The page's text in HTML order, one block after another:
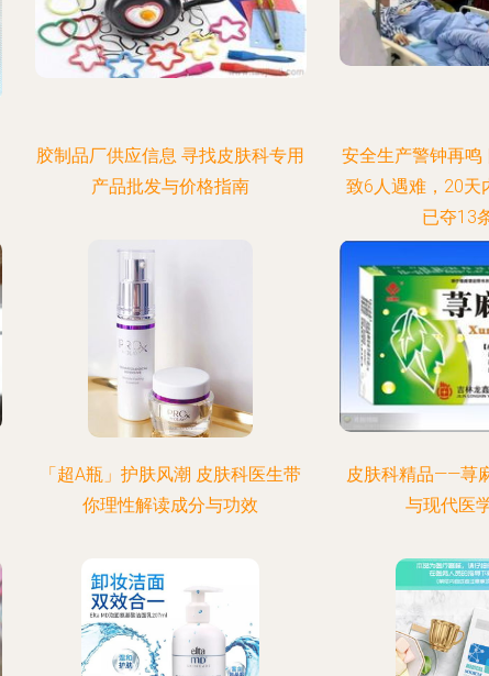
胶制品厂供应信息 寻找皮肤科专用
产品批发与价格指南
安全生产警钟再鸣
致6人遇难，20天
已夺13
「超A瓶」护肤风潮 皮肤科医生带
你理性解读成分与功效
皮肤科精品——荨
与现代医